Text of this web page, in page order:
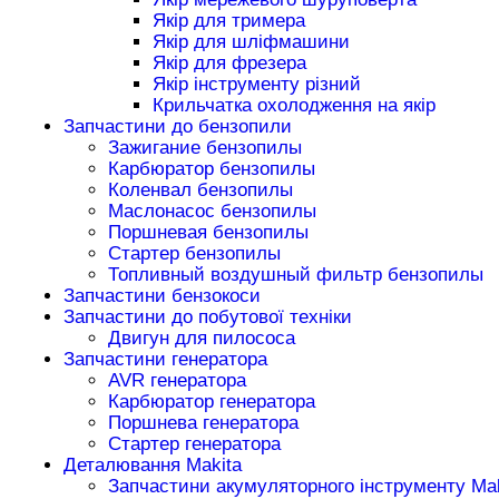
Якір для тримера
Якір для шліфмашини
Якір для фрезера
Якір інструменту різний
Крильчатка охолодження на якір
Запчастини до бензопили
Зажигание бензопилы
Карбюратор бензопилы
Коленвал бензопилы
Маслонасос бензопилы
Поршневая бензопилы
Стартер бензопилы
Топливный воздушный фильтр бензопилы
Запчастини бензокоси
Запчастини до побутової техніки
Двигун для пилососа
Запчастини генератора
AVR генератора
Карбюратор генератора
Поршнева генератора
Стартер генератора
Деталювання Makita
Запчастини акумуляторного інструменту